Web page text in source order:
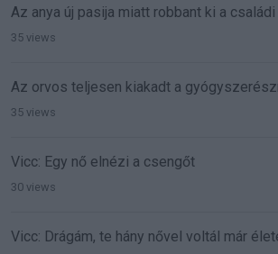
Az anya új pasija miatt robbant ki a
35 views
Az orvos teljesen kiakadt a
35 views
Vicc: Egy nő elnézi a csengőt
30 views
Vicc: Drágám, te hány nővel voltál már